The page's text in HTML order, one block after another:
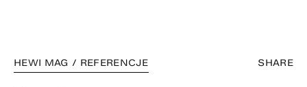
SHARE
HEWI MAG / REFERENCJE